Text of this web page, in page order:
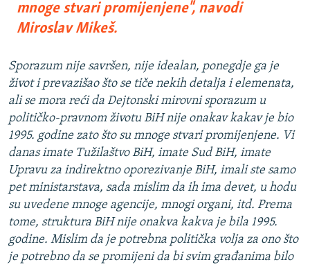
mnoge stvari promijenjene", navodi
Miroslav Mikeš.
Sporazum nije savršen, nije idealan, ponegdje ga je
život i prevazišao što se tiče nekih detalja i elemenata,
ali se mora reći da Dejtonski mirovni sporazum u
političko-pravnom životu BiH nije onakav kakav je bio
1995. godine zato što su mnoge stvari promijenjene. Vi
danas imate Tužilaštvo BiH, imate Sud BiH, imate
Upravu za indirektno oporezivanje BiH, imali ste samo
pet ministarstava, sada mislim da ih ima devet, u hodu
su uvedene mnoge agencije, mnogi organi, itd. Prema
tome, struktura BiH nije onakva kakva je bila 1995.
godine. Mislim da je potrebna politička volja za ono što
je potrebno da se promijeni da bi svim građanima bilo